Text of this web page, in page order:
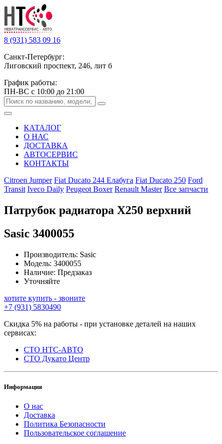
8 (931) 583 09 16
Санкт-Петербург:
Лиговский проспект, 246, лит б
График работы:
ПН-ВС с 10:00 до 21:00
КАТАЛОГ
О НАС
ДОСТАВКА
АВТОСЕРВИС
КОНТАКТЫ
Citroen Jumper Fiat Ducato 244 Елабуга Fiat Ducato 250 Ford
Transit Iveco Daily Peugeot Boxer Renault Master Все запчасти
Патрубок радиатора Х250 верхний
Sasic 3400055
Производитель: Sasic
Модель: 3400055
Наличие: Предзаказ
Уточняйте
хотите купить - звоните
+7 (931) 5830490
Скидка 5% на работы - при установке деталей на наших
сервисах:
СТО НТС-АВТО
СТО Дукато Центр
Информация
О нас
Доставка
Политика Безопасности
Пользовательское соглашение